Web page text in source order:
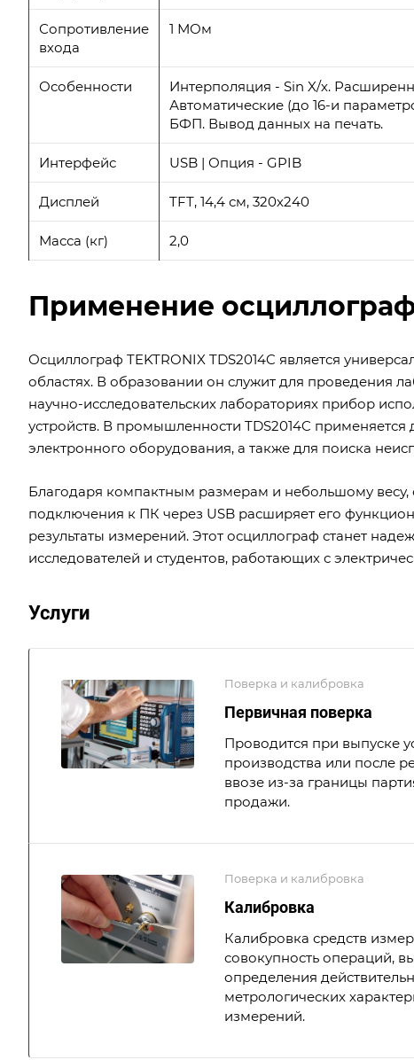
Сопротивление
входа
1 МОм
Особенности
Интерполяция - Sin X/х.
Автоматические (до 16-и
БФП. Вывод данных на печать.
Интерфейс USB | Опция - GPIB
Дисплей TFT, 14,4 см, 320х240
Масса (кг) 2,0
Применение
Осциллограф TEKTRONIX TDS2014C является
областях. В образовании он служит для проведения
научно-исследовательских лабораториях прибор
устройств. В промышленности TDS2014C применяется
электронного оборудования, а также для поиска
Благодаря компактным размерам и небольшому
подключения к ПК через USB расширяет его
результаты измерений. Этот осциллограф станет
исследователей и студентов, работающих с
Услуги
Поверка и калибровка
Первичная поверка
Проводится при выпуске
производства или после
ввозе из-за границы
продажи.
Поверка и калибровка
Калибровка
Калибровка средств
совокупность операций,
определения
метрологических
измерений.